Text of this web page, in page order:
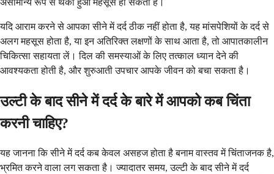
यदि आराम करने से आपका सीने में दर्द ठीक नहीं होता है, यह मांसपेशियों के दर्द से
अलग महसूस होता है, या इन अतिरिक्त लक्षणों के साथ आता है, तो आपातकालीन
चिकित्सा सहायता लें। दिल की समस्याओं के लिए तत्काल ध्यान देने की
आवश्यकता होती है, और शुरुआती उपचार आपके जीवन को बचा सकता है।
उल्टी के बाद सीने में दर्द के बारे में आपको कब चिंता
करनी चाहिए?
यह जानना कि सीने में दर्द कब केवल असहज होता है बनाम वास्तव में चिंताजनक है,
भ्रमित करने वाला लग सकता है। ज्यादातर समय, उल्टी के बाद सीने में दर्द